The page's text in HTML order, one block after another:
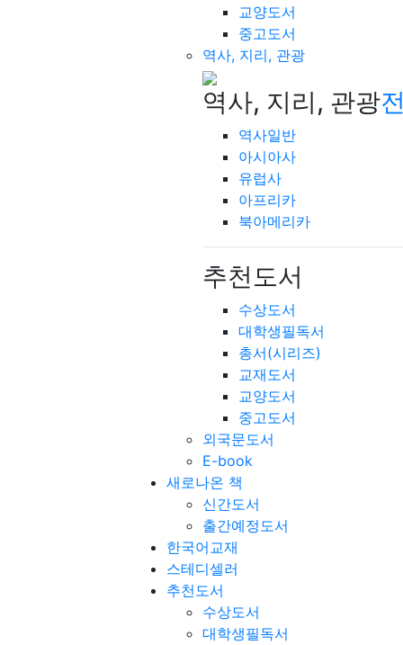
교양도서
중고도서
역사, 지리, 관광
역사, 지리, 관광
역사일반
아시아사
유럽사
아프리카
북아메리카
추천도서
수상도서
대학생필독서
총서(시리즈)
교재도서
교양도서
중고도서
외국문도서
E-book
새로나온 책
신간도서
출간예정도서
한국어교재
스테디셀러
추천도서
수상도서
대학생필독서